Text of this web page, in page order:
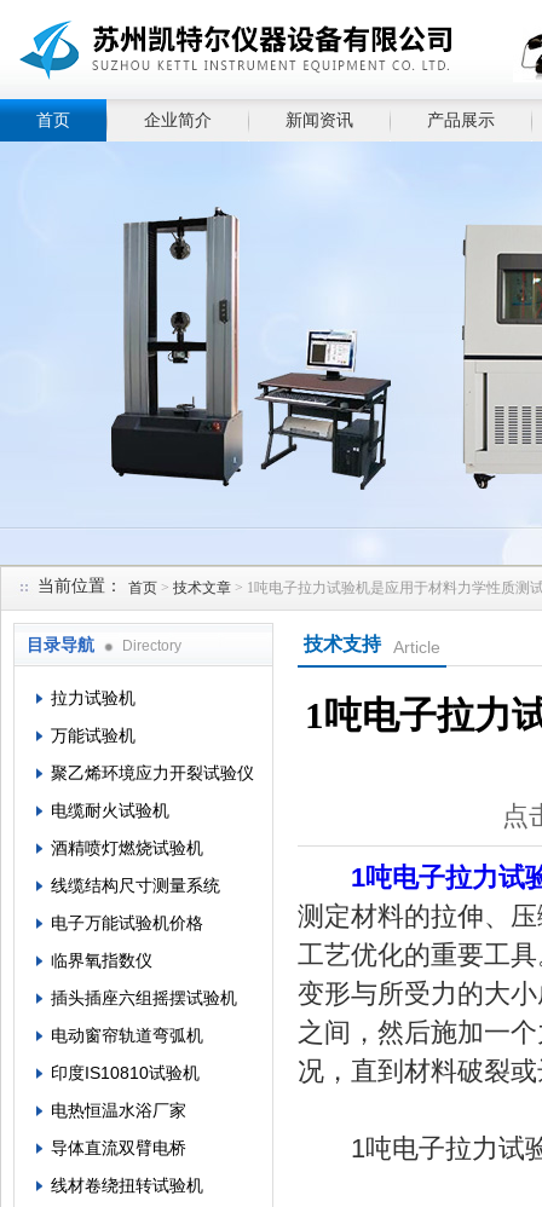
首页 企业简介 新闻资讯 产品展示
当前位置： 首页 > 技术文章 > 1吨电子拉力试验机是应用于材料力学性质测
目录导航 Directory
拉力试验机
万能试验机
聚乙烯环境应力开裂试验仪
电缆耐火试验机
酒精喷灯燃烧试验机
线缆结构尺寸测量系统
电子万能试验机价格
临界氧指数仪
插头插座六组摇摆试验机
电动窗帘轨道弯弧机
印度IS10810试验机
电热恒温水浴厂家
导体直流双臂电桥
线材卷绕扭转试验机
技术支持 Article
1吨电子拉力
点
1吨电子拉力试
测定材料的拉伸、
工艺优化的重要工
变形与所受力的大
之间，然后施加一
况，直到材料破裂
1吨电子拉力试验